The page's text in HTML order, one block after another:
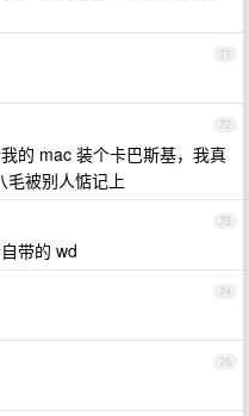
71
72
的 mac 装个卡巴斯基，我真
毛被别人惦记上
73
带的 wd
74
75